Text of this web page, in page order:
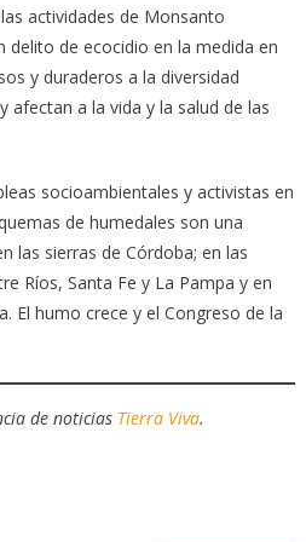
actividades de Monsanto
delito de ecocidio en la medida en
y duraderos a la diversidad
afectan a la vida y la salud de las
socioambientales y activistas en
de humedales son una
las sierras de Córdoba; en las
Ríos, Santa Fe y La Pampa y en
El humo crece y el Congreso de la
de noticias Tierra Viva.